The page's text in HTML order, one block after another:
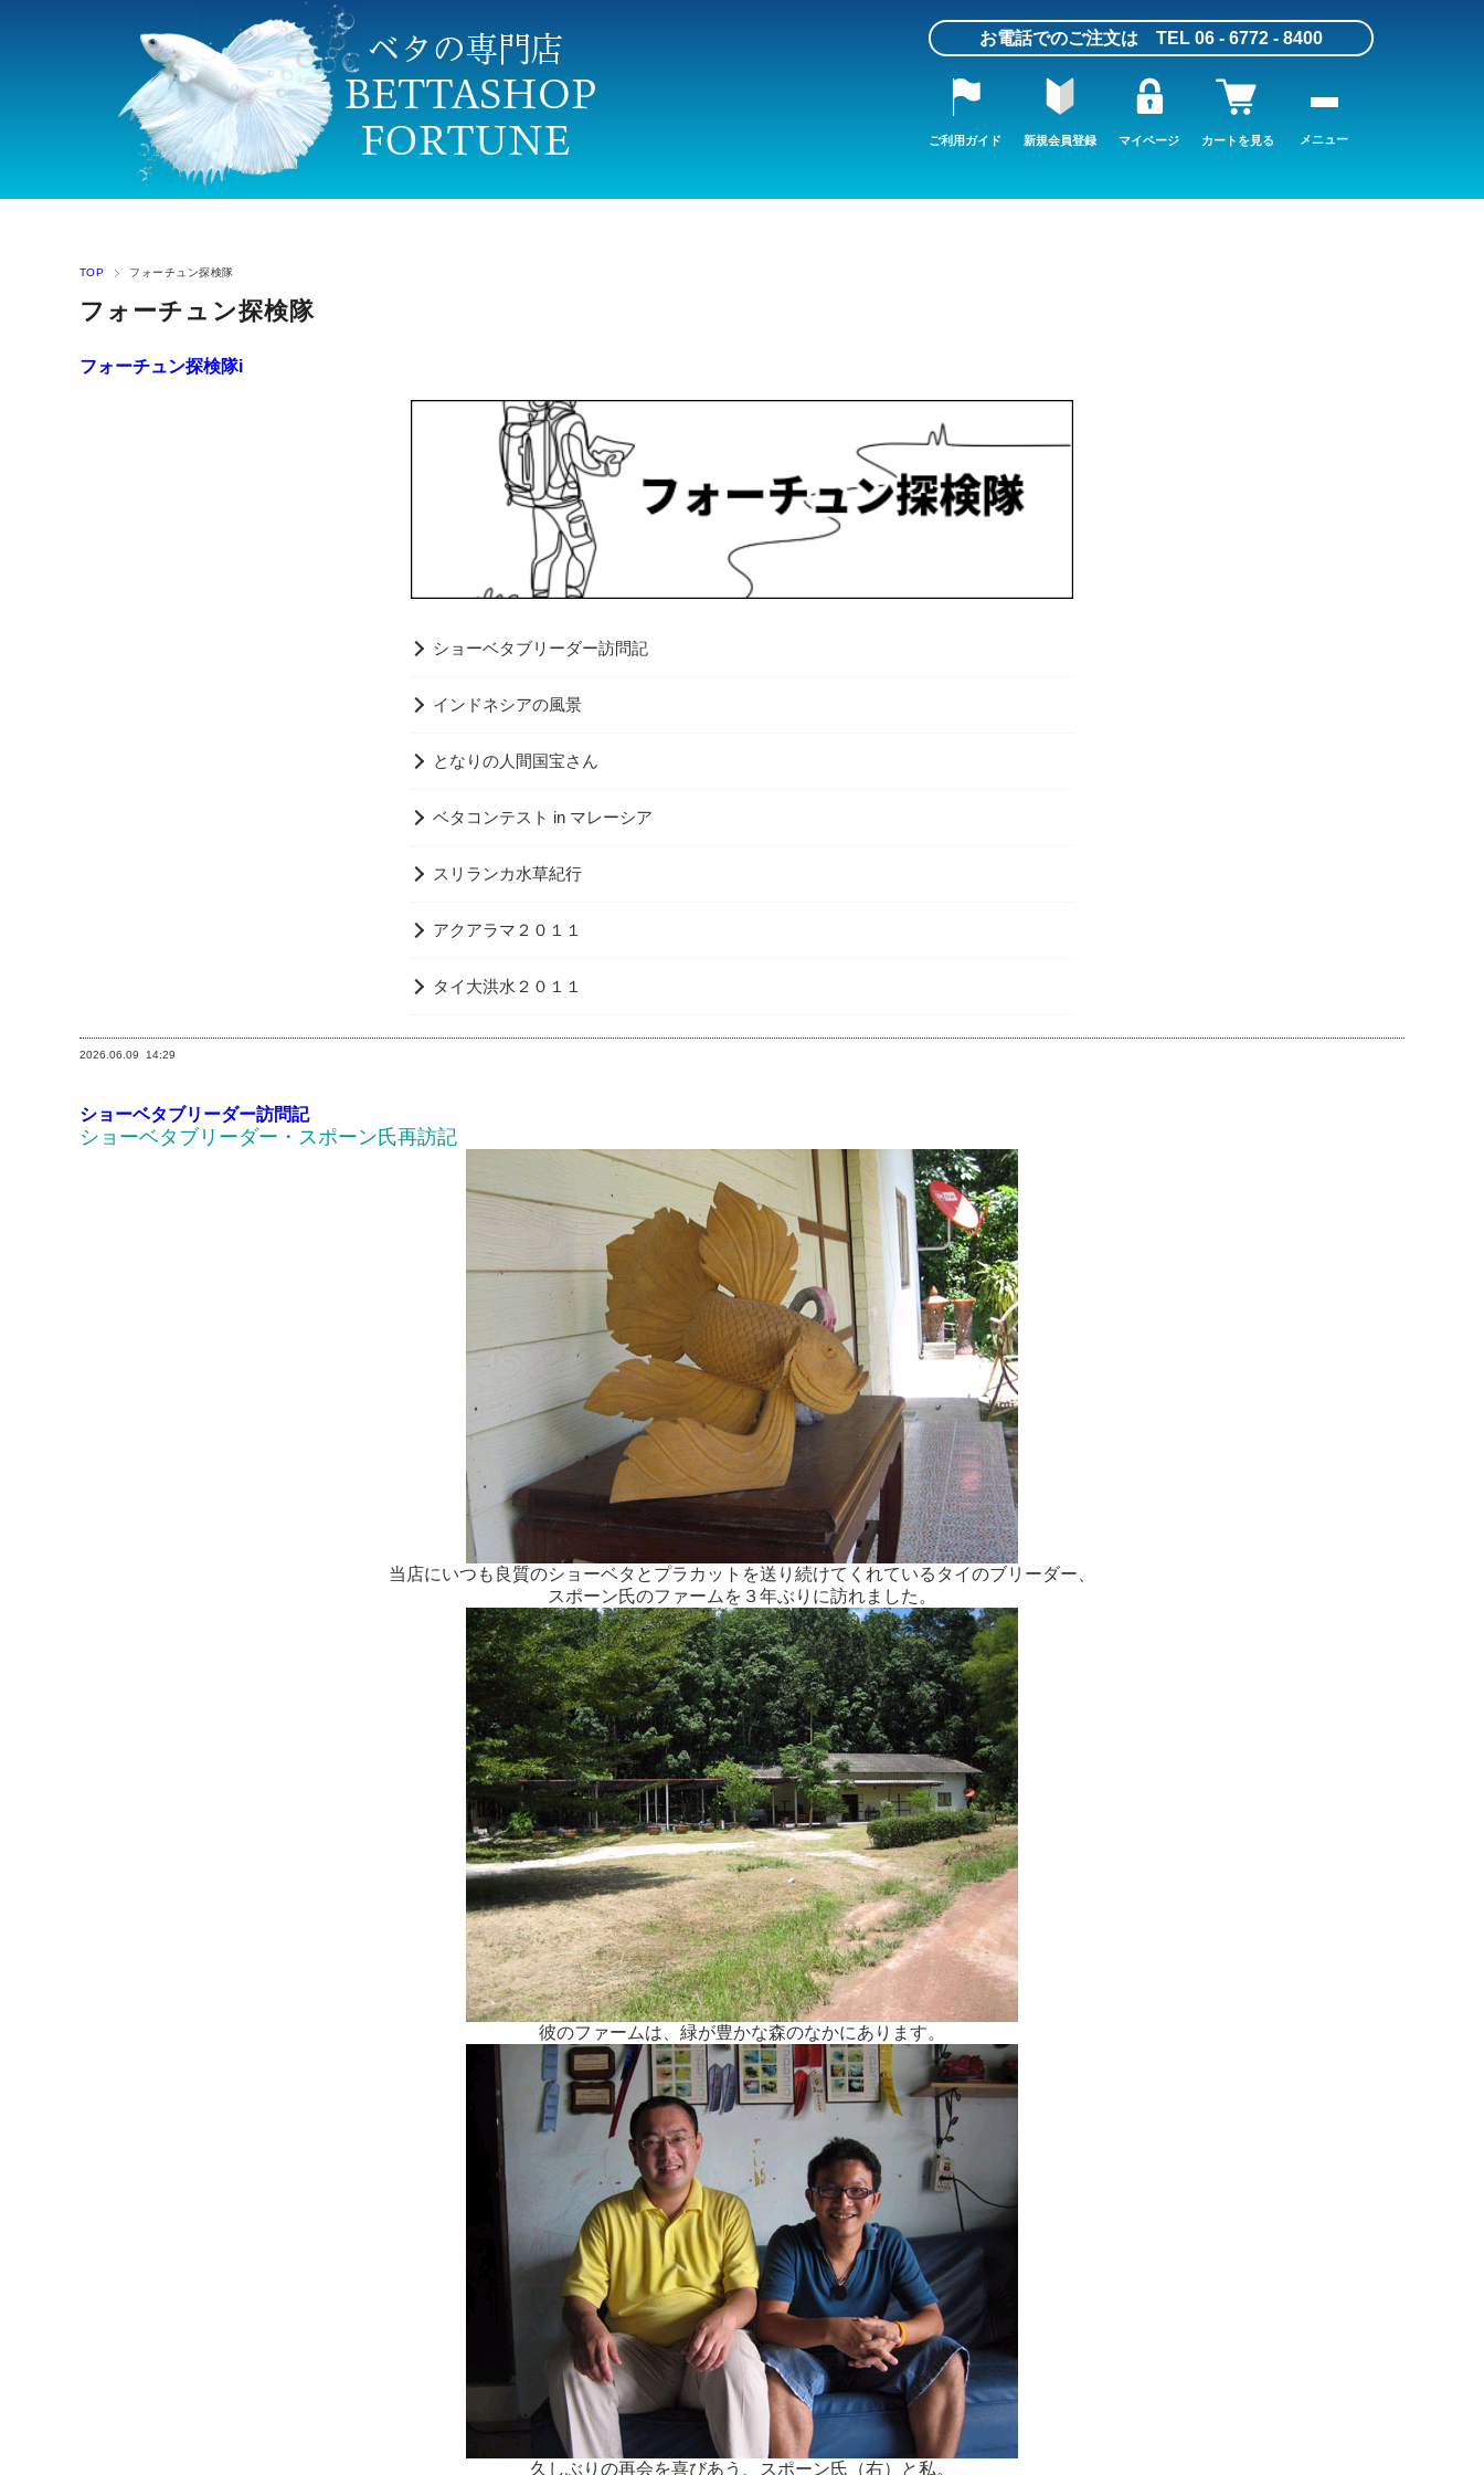
お電話でのご注文は TEL 06 - 6772 - 8400
メニュー
カートを見る
マイページ
新規会員登録
ご利用ガイド
TOP フォーチュン探検隊
フォーチュン探検隊
フォーチュン探検隊i
ショーベタブリーダー訪問記
インドネシアの風景
となりの人間国宝さん
ベタコンテスト in マレーシア
スリランカ水草紀行
アクアラマ２０１１
タイ大洪水２０１１
2026.06.09 14:29
ショーベタブリーダー訪問記
ショーベタブリーダー・スポーン氏再訪記
当店にいつも良質のショーベタとプラカットを送り続けてくれているタイのブリーダー、
スポーン氏のファームを３年ぶりに訪れました。
彼のファームは、緑が豊かな森のなかにあります。
久しぶりの再会を喜びあう、スポーン氏（右）と私。